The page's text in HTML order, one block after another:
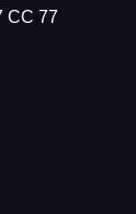
СС 77